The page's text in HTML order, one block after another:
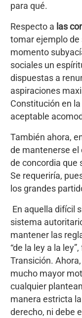
para qué.
Respecto a las
tomar ejemplo de
momento
sociales un
dispuestas a
aspiraciones
Constitución en
aceptable
También ahora,
de mantenerse el
de concordia que
Se requeriría,
los grandes
En aquella difícil
sistema
mantener las
“de la ley a la
Transición.
mucho mayor
cualquier
manera estricta
derecho, ni debe